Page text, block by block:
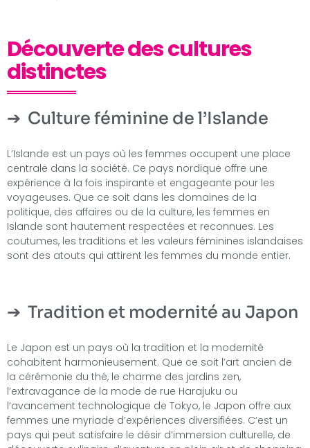
Découverte des cultures
distinctes
Culture féminine de l’Islande
L’Islande est un pays où les femmes occupent une place
centrale dans la société. Ce pays nordique offre une
expérience à la fois inspirante et engageante pour les
voyageuses. Que ce soit dans les domaines de la
politique, des affaires ou de la culture, les femmes en
Islande sont hautement respectées et reconnues. Les
coutumes, les traditions et les valeurs féminines islandaises
sont des atouts qui attirent les femmes du monde entier.
Tradition et modernité au Japon
Le Japon est un pays où la tradition et la modernité
cohabitent harmonieusement. Que ce soit l’art ancien de
la cérémonie du thé, le charme des jardins zen,
l’extravagance de la mode de rue Harajuku ou
l’avancement technologique de Tokyo, le Japon offre aux
femmes une myriade d’expériences diversifiées. C’est un
pays qui peut satisfaire le désir d’immersion culturelle, de